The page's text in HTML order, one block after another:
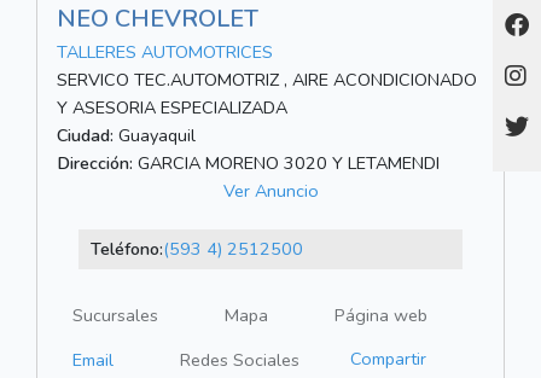
NEO CHEVROLET
TALLERES AUTOMOTRICES
SERVICO TEC.AUTOMOTRIZ , AIRE ACONDICIONADO
Y ASESORIA ESPECIALIZADA
Ciudad: Guayaquil
Dirección: GARCIA MORENO 3020 Y LETAMENDI
Ver Anuncio
Teléfono:(593 4) 2512500
Sucursales Mapa
Página web
Email
Redes Sociales Compartir